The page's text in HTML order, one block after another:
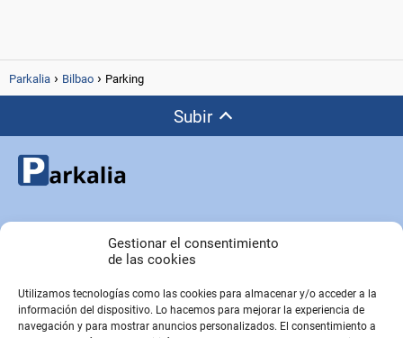
Gestionar el consentimiento
de las cookies
Utilizamos tecnologías como las cookies para almacenar y/o acceder a la
información del dispositivo. Lo hacemos para mejorar la experiencia de
navegación y para mostrar anuncios personalizados. El consentimiento a
Parkalia Bilbao Parking
Subir
Copyright © Parkalia.es
PÁGINAS EMPRESA
Contacto